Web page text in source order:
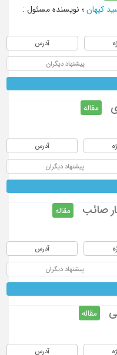
کیهان؛ نویسنده مسئول :
آدرس
پیشنهاد دیگران
مقاله
آدرس
پیشنهاد دیگران
صائب
مقاله
آدرس
پیشنهاد دیگران
مقاله
آدرس